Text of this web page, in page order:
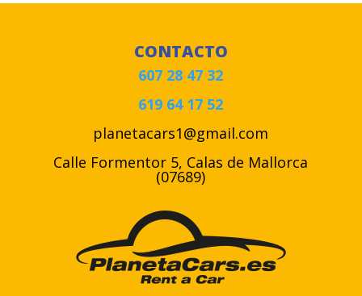
CONTACTO
607 28 47 32
619 64 17 52
planetacars1@gmail.com
Calle Formentor 5, Calas de Mallorca
(07689)